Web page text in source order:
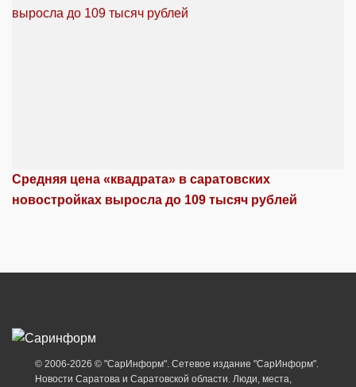
Средняя цена «квадрата» в саратовских
новостройках выросла до 109 тысяч рублей
© 2006-2026 © "СарИнформ". Сетевое издание "СарИнформ".
Новости Саратова и Саратовской области. Люди, места,